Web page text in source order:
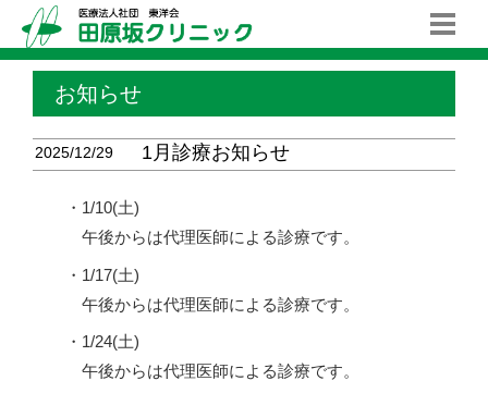
お知らせ
2025/12/29 1月診療お知らせ
・1/10(土)
午後からは代理医師による診療です。
・1/17(土)
午後からは代理医師による診療です。
・1/24(土)
午後からは代理医師による診療です。